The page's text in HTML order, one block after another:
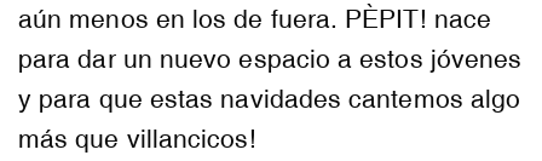
aún menos en los de fuera. PÈPIT! nace
para dar un nuevo espacio a estos jóvenes
y para que estas navidades cantemos algo
más que villancicos!